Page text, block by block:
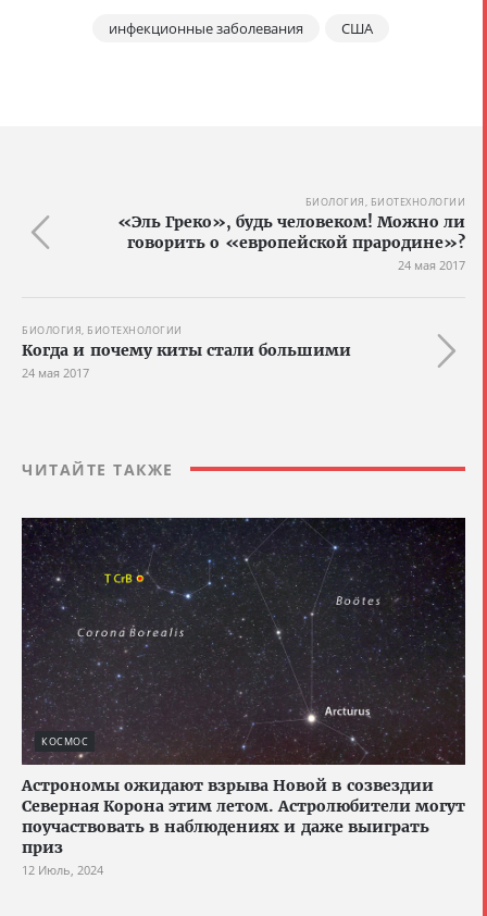
инфекционные заболевания США
БИОЛОГИЯ, БИОТЕХНОЛОГИИ
«Эль Греко», будь человеком! Можно ли
говорить о «европейской прародине»?
24 мая 2017
БИОЛОГИЯ, БИОТЕХНОЛОГИИ
Когда и почему киты стали большими
24 мая 2017
ЧИТАЙТЕ ТАКЖЕ
КОСМОС
Астрономы ожидают взрыва Новой в созвездии
Северная Корона этим летом. Астролюбители могут
поучаствовать в наблюдениях и даже выиграть
приз
12 Июль, 2024